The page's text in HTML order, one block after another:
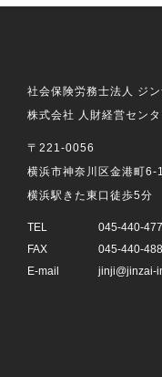
社会保険労務士法人 ジン
株式会社 人財経営センタ
〒221-0056
横浜市神奈川区金港町
横浜駅きた東口徒歩5分
TEL
045-440-
FAX
045-440-
E-mail
jinji@jinzai-